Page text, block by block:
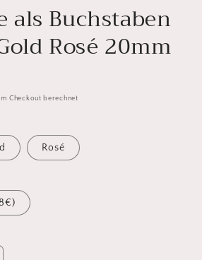
als Buchstaben
Rosé 20mm
Checkout berechnet
Rosé